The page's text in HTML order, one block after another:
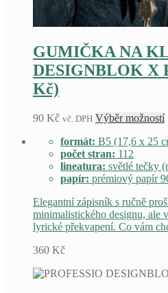
GUMIČKA NA
DESIGNBLOK X
Kč)
90 Kč vč. DPH Výběr možností
formát: B5 (17,6 x 25
počet stran: 112
lineatura: světlé tečky
papír: prémiový papír
Elegantní zápisník s ručně
minimalistického designu, ale
lyrické překvapení. Co vám
360 Kč